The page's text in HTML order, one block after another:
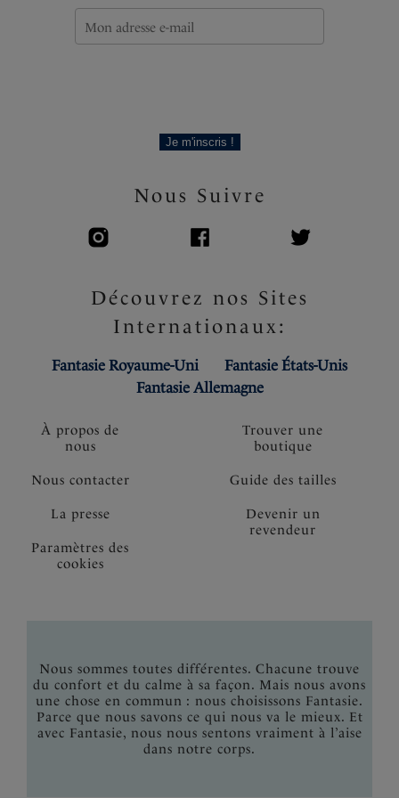
Code produit : FS501754WHE
À propos de
nous
Nous contacter
La presse
Paramètres des
cookies
Je m'inscris !
Nous Suivre
Découvrez nos Sites
Internationaux:
Fantasie Royaume-Uni
Fantasie États-Unis
Fantasie Allemagne
Trouver une
boutique
Guide des tailles
Devenir un
revendeur
Nous sommes toutes différentes. Chacune trouve
du confort et du calme à sa façon. Mais nous avons
une chose en commun : nous choisissons Fantasie.
Parce que nous savons ce qui nous va le mieux. Et
avec Fantasie, nous nous sentons vraiment à l’aise
dans notre corps.